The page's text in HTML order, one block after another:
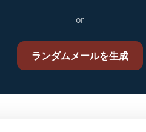
or
ランダムメールを生成